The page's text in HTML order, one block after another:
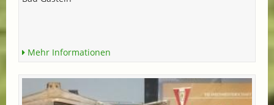
Mehr Informationen